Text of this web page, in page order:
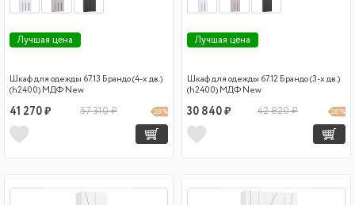
Лучшая цена
Шкаф для одежды 67.13 Брандо (4-х дв.)
(h2400) МДФ New
41 270 ₽ 57 310 ₽ 28 %
Лучшая цена
Шкаф для одежды 67.12 Брандо (3-х дв.)
(h2400) МДФ New
30 840 ₽ 42 820 ₽ 28 %